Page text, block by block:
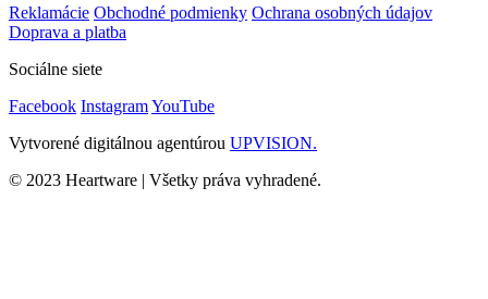
Reklamácie Obchodné podmienky Ochrana osobných údajov
Doprava a platba
Sociálne siete
Facebook InstagramYouTube
Vytvorené digitálnou agentúrou UPVISION.
© 2023 Heartware | Všetky práva vyhradené.